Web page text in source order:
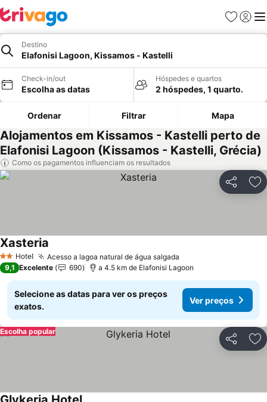
Favoritos
Iniciar
Destino
Elafonisi Lagoon, Kissamos - Kastelli
Check-in/out
Escolha as datas
Hóspedes e quartos
2 hóspedes, 1 quarto.
Ordenar Filtrar Mapa
Alojamentos em Kissamos - Kastelli perto de
Elafonisi Lagoon (Kissamos - Kastelli, Grécia)
Como os pagamentos influenciam os resultados
Partilhar
2 Estrelas
Hotel Acesso a lagoa natural de água salgada
Xasteria
9,1 Excelente 690 a 4.5 km de Elafonisi Lagoon
Selecione as datas para ver os preços
exatos.
Ver preços
Partilhar
Escolha popular